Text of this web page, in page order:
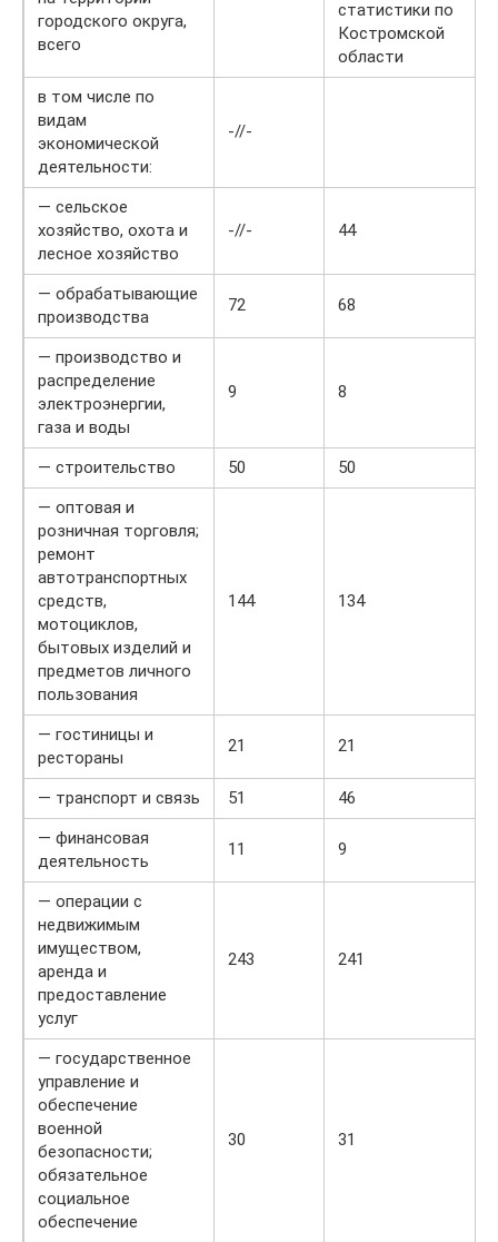
городского округа,
всего
статистики по
Костромской
области
в том числе по
видам
экономической
деятельности:
-//-
— сельское
хозяйство, охота и
лесное хозяйство
-//- 44
— обрабатывающие
производства
72 68
— производство и
распределение
электроэнергии,
газа и воды
9 8
— строительство 50
50
— оптовая и
розничная торговля;
ремонт
автотранспортных
средств,
мотоциклов,
бытовых изделий и
предметов личного
пользования
144 134
— гостиницы и
рестораны
21 21
— транспорт и связь 51
46
— финансовая
деятельность
11 9
— операции с
недвижимым
имуществом,
аренда и
предоставление
услуг
243 241
— государственное
управление и
обеспечение
военной
безопасности;
обязательное
социальное
обеспечение
30 31